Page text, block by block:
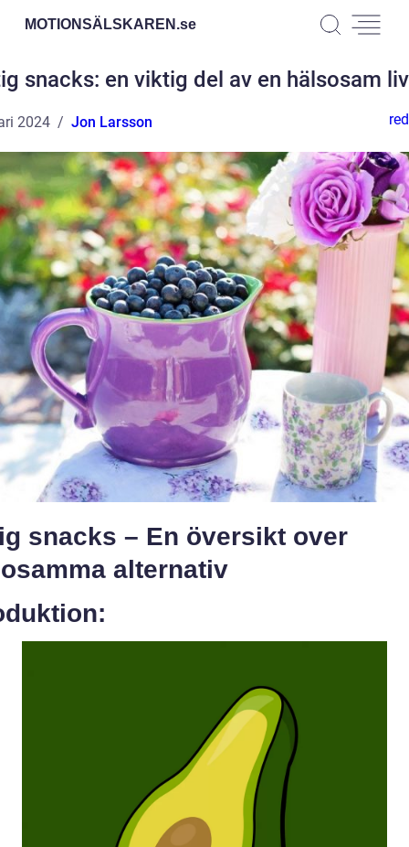
MOTIONSÄLSKAREN.se
snacks: en viktig del av en hälsosam
2024 Jon Larsson
snacks – En översikt over
alternativ